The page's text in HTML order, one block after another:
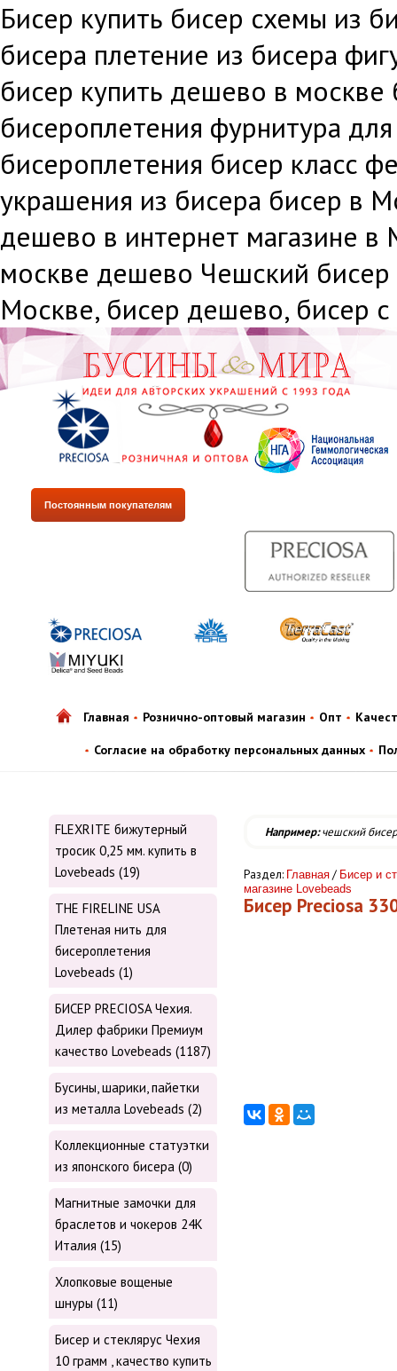
Бисер купить бисер схемы из
бисера плетение из бисера
бисер купить дешево в
бисероплетения фурнитура
бисероплетения бисер класс
украшения из бисера бисер в
дешево в интернет магазине в
москве дешево Чешский бисер
Москве, бисер дешево, бисер
Постоянным покупателям
Главная Рознично-оптовый магазин Опт
Согласие на обработку персональных данных
FLEXRITE бижутерный
тросик 0,25 мм. купить в
Lovebeads (19)
THE FIRELINE USA
Плетеная нить для
бисероплетения
Lovebeads (1)
БИСЕР PRECIOSA Чехия.
Дилер фабрики Премиум
качество Lovebeads (1187)
Бусины, шарики, пайетки
из металла Lovebeads (2)
Коллекционные статуэтки
из японского бисера (0)
Магнитные замочки для
браслетов и чокеров 24К
Италия (15)
Хлопковые вощеные
шнуры (11)
Бисер и стеклярус Чехия
10 грамм , качество купить
Например:чешский бисер
Раздел: Главная / Бисер и
магазине Lovebeads
Бисер Preciosa